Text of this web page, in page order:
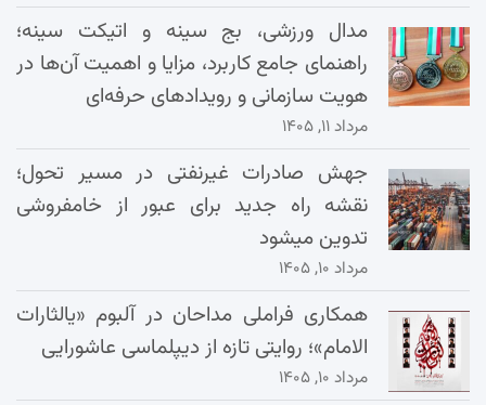
مدال ورزشی، بج سینه و اتیکت سینه؛
راهنمای جامع کاربرد، مزایا و اهمیت آن‌ها در
هویت سازمانی و رویدادهای حرفه‌ای
مرداد ۱۱, ۱۴۰۵
جهش صادرات غیرنفتی در مسیر تحول؛
نقشه راه جدید برای عبور از خامفروشی
تدوین میشود
مرداد ۱۰, ۱۴۰۵
همکاری فراملی مداحان در آلبوم «یالثارات
الامام»؛ روایتی تازه از دیپلماسی عاشورایی
مرداد ۱۰, ۱۴۰۵